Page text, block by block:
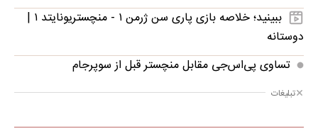
ببینید؛ خلاصه بازی پاری سن ژرمن ۱ - منچستریونایتد ۱ |
دوستانه
تساوی پی‌اس‌جی مقابل منچستر قبل از سوپرجام
تبلیغات